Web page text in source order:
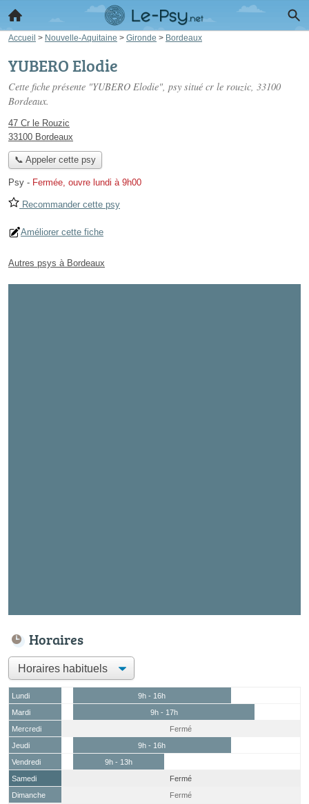
Accueil > Nouvelle-Aquitaine > Gironde > Bordeaux
YUBERO Elodie
Cette fiche présente "YUBERO Elodie", psy situé cr le rouzic, 33100
Bordeaux.
47 Cr le Rouzic
33100 Bordeaux
📞 Appeler cette psy
Psy - Fermée, ouvre lundi à 9h00
Recommander cette psy
Améliorer cette fiche
Autres psys à Bordeaux
Horaires
Lundi
9h - 16h
Mardi
9h - 17h
Mercredi
Fermé
Jeudi
9h - 16h
Vendredi
9h - 13h
Samedi
Fermé
Dimanche
Fermé